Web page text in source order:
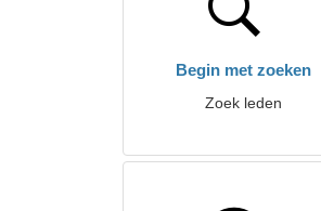
Begin met zoeken
Zoek leden